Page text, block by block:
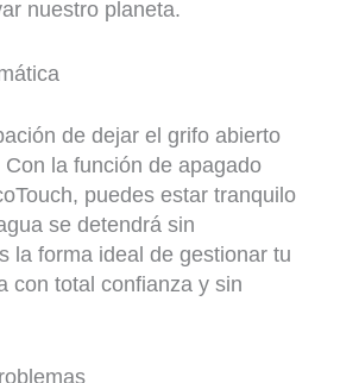
nuestro planeta.
de dejar el grifo abierto
la función de apagado
puedes estar tranquilo
se detendrá sin
la forma ideal de gestionar tu
con total confianza y sin